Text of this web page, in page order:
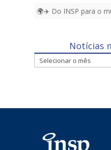
🌍✈️ Do INSP para o
Notícias
Notícias
mensais